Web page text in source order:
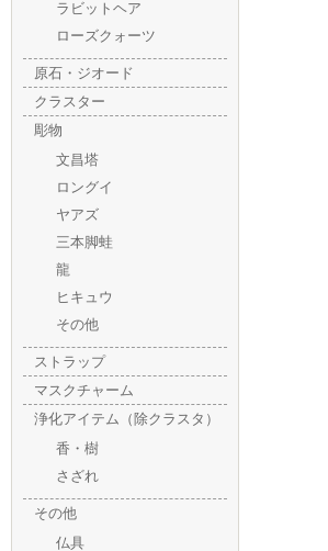
ラビットヘア
ローズクォーツ
原石・ジオード
クラスター
彫物
文昌塔
ロングイ
ヤアズ
三本脚蛙
龍
ヒキュウ
その他
ストラップ
マスクチャーム
浄化アイテム（除クラスタ）
香・樹
さざれ
その他
仏具